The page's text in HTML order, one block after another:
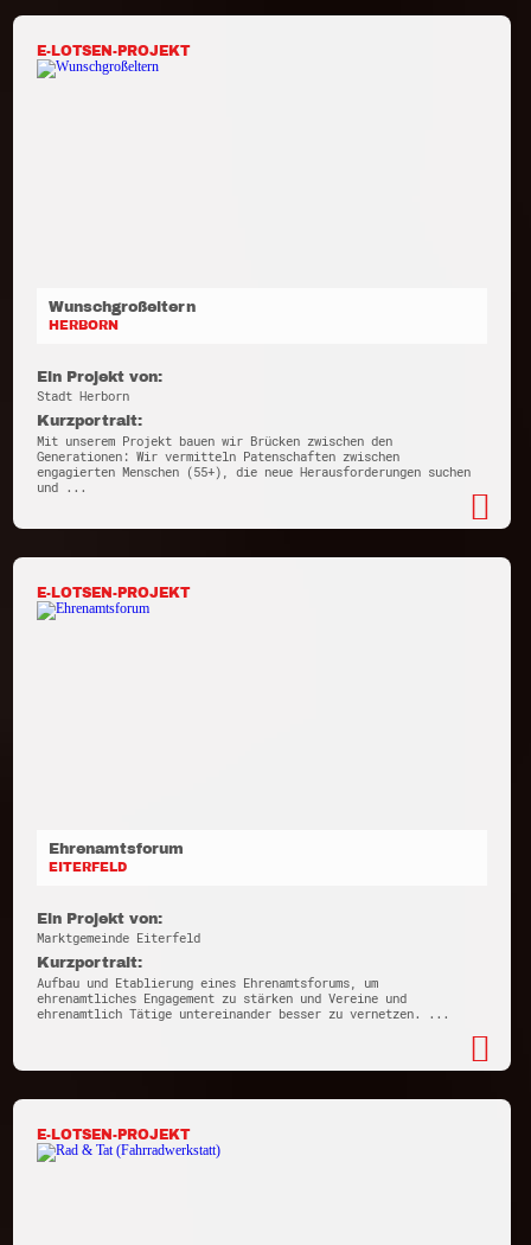
E-LOTSEN-PROJEKT
Wunschgroßeltern
HERBORN
Ein Projekt von:
Stadt Herborn
Kurzportrait:
Mit unserem Projekt bauen wir Brücken zwischen den
Generationen: Wir vermitteln Patenschaften zwischen
engagierten Menschen (55+), die neue Herausforderungen suchen
und ...
E-LOTSEN-PROJEKT
Ehrenamtsforum
EITERFELD
Ein Projekt von:
Marktgemeinde Eiterfeld
Kurzportrait:
Aufbau und Etablierung eines Ehrenamtsforums, um
ehrenamtliches Engagement zu stärken und Vereine und
ehrenamtlich Tätige untereinander besser zu vernetzen. ...
E-LOTSEN-PROJEKT